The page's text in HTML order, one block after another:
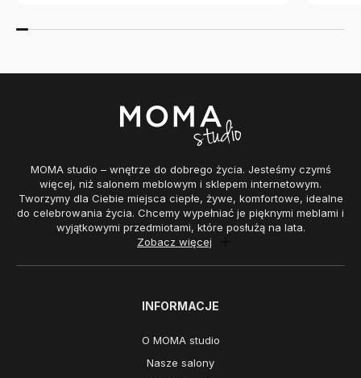
MOMA studio – wnętrze do dobrego życia. Jesteśmy czymś
więcej, niż salonem meblowym i sklepem internetowym.
Tworzymy dla Ciebie miejsca ciepłe, żywe, komfortowe, idealne
do celebrowania życia. Chcemy wypełniać je pięknymi meblami i
wyjątkowymi przedmiotami, które posłużą na lata.
Zobacz więcej
INFORMACJE
O MOMA studio
Nasze salony